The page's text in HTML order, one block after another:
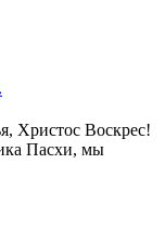
Христос Воскрес!
Пасхи, мы